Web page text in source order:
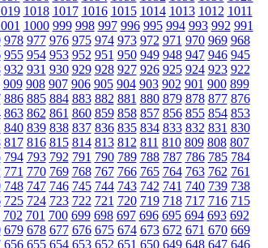
1018 1017 1016 1015 1014 1013 1012 1011
1000 999 998 997 996 995 994 993 992 991
978 977 976 975 974 973 972 971 970 969 968
955 954 953 952 951 950 949 948 947 946 945
932 931 930 929 928 927 926 925 924 923 922
909 908 907 906 905 904 903 902 901 900 899
886 885 884 883 882 881 880 879 878 877 876
863 862 861 860 859 858 857 856 855 854 853
840 839 838 837 836 835 834 833 832 831 830
817 816 815 814 813 812 811 810 809 808 807
794 793 792 791 790 789 788 787 786 785 784
771 770 769 768 767 766 765 764 763 762 761
748 747 746 745 744 743 742 741 740 739 738
725 724 723 722 721 720 719 718 717 716 715
702 701 700 699 698 697 696 695 694 693 692
679 678 677 676 675 674 673 672 671 670 669
656 655 654 653 652 651 650 649 648 647 646